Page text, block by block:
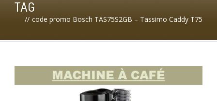
TAG
// code promo Bosch TAS75S2GB – Tassimo Caddy T75